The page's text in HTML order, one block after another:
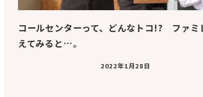
コールセンターって、どんなトコ!? ファミ
えてみると…。
2022年1月28日